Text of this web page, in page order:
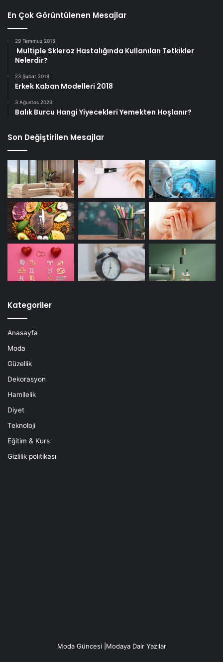
En Çok Görüntülenen Mesajlar
29 Temmuz 2015
Multiple Skleroz Hastalığında Kullanılan Tetkikler
Nelerdir?
23 Şubat 2018
Erkek Kaban Modelleri 2018
3 Ağustos 2023
Balık Burcu Hangi Yiyecekleri Yemekten Hoşlanır?
Son Değiştirilen Mesajlar
Kategoriler
Anasayfa
Moda
Güzellik
Dekorasyon
Hamilelik
Diyet
Teknoloji
Eğitim & Kurs
Gizlilik politikası
Moda Güncesi |Modaya Dair Yazılar